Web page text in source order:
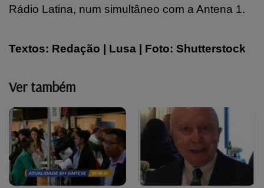
Rádio Latina, num simultâneo com a Antena 1.
Textos: Redação | Lusa | Foto: Shutterstock
Ver também